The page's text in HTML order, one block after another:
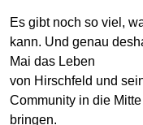
Es gibt noch so viel,
kann. Und genau
Mai das Leben
von Hirschfeld und
Community in die
bringen.